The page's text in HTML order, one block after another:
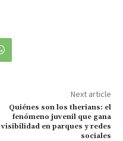
Next article
Quiénes son los therians: el
fenómeno juvenil que gana
visibilidad en parques y redes
sociales